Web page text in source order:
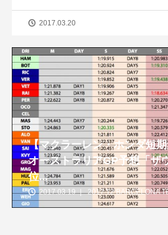
2017.03.20
【マクラーレン・ホンダ短
オーストラリアGP予想「ザ
位...
2017.03.19 2017 T2 BARCELONA